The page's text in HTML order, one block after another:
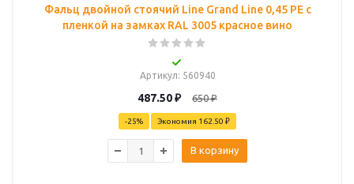
Фальц двойной стоячий Line Grand Line 0,45 PE с
пленкой на замках RAL 3005 красное вино
Артикул: 560940
487.50₽ 650₽
-25% Экономия 162.50 ₽
В корзину